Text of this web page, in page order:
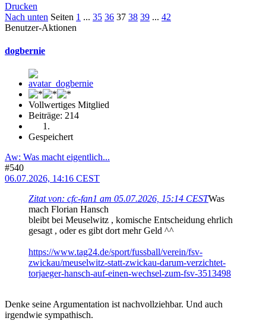
Drucken
Nach unten Seiten 1 ... 35 36 37 38 39 ... 42
Benutzer-Aktionen
dogbernie
Vollwertiges Mitglied
Beiträge: 214
Gespeichert
Aw: Was macht eigentlich...
#540
06.07.2026, 14:16 CEST
Zitat von: cfc-fan1 am 05.07.2026, 15:14 CESTWas
mach Florian Hansch
bleibt bei Meuselwitz , komische Entscheidung ehrlich
gesagt , oder es gibt dort mehr Geld ^^
https://www.tag24.de/sport/fussball/verein/fsv-
zwickau/meuselwitz-statt-zwickau-darum-verzichtet-
torjaeger-hansch-auf-einen-wechsel-zum-fsv-3513498
Denke seine Argumentation ist nachvollziehbar. Und auch
irgendwie sympathisch.